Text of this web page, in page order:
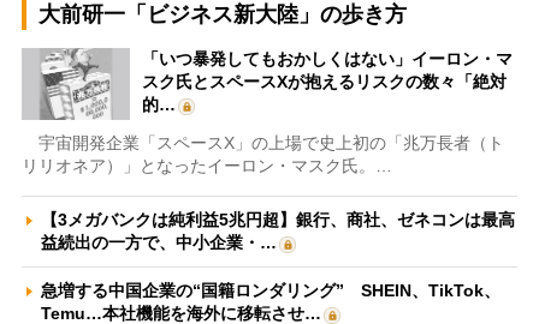
大前研一「ビジネス新大陸」の歩き方
「いつ暴発してもおかしくはない」イーロン・マ
スク氏とスペースXが抱えるリスクの数々「絶対
的…
宇宙開発企業「スペースX」の上場で史上初の「兆万長者（ト
リリオネア）」となったイーロン・マスク氏。…
【3メガバンクは純利益5兆円超】銀行、商社、ゼネコンは最高
益続出の一方で、中小企業・…
急増する中国企業の“国籍ロンダリング” SHEIN、TikTok、
Temu…本社機能を海外に移転させ…